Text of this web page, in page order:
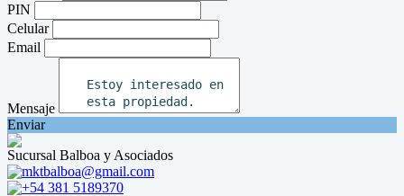
PIN
Celular
Email
Mensaje
Enviar
Sucursal Balboa y Asociados
mktbalboa@gmail.com
+54 381 5189370